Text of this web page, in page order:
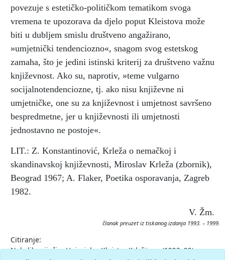
povezuje s estetičko-političkom tematikom svoga
vremena te upozorava da djelo poput Kleistova može
biti u dubljem smislu društveno angažirano,
»umjetnički tendenciozno«, snagom svog estetskog
zamaha, što je jedini istinski kriterij za društveno važnu
književnost. Ako su, naprotiv, »teme vulgarno
socijalnotendenciozne, tj. ako nisu književne ni
umjetničke, one su za književnost i umjetnost savršeno
bespredmetne, jer u književnosti ili umjetnosti
jednostavno ne postoje«.
LIT.: Z. Konstantinović, Krleža o nemačkoj i
skandinavskoj književnosti, Miroslav Krleža (zbornik),
Beograd 1967; A. Flaker, Poetika osporavanja, Zagreb
1982.
V. Žm.
članak preuzet iz tiskanog izdanja 1993. – 1999.
Citiranje:
Nekoliko riječi o Heinrichu Kleistu.Krležijana (1993–99),